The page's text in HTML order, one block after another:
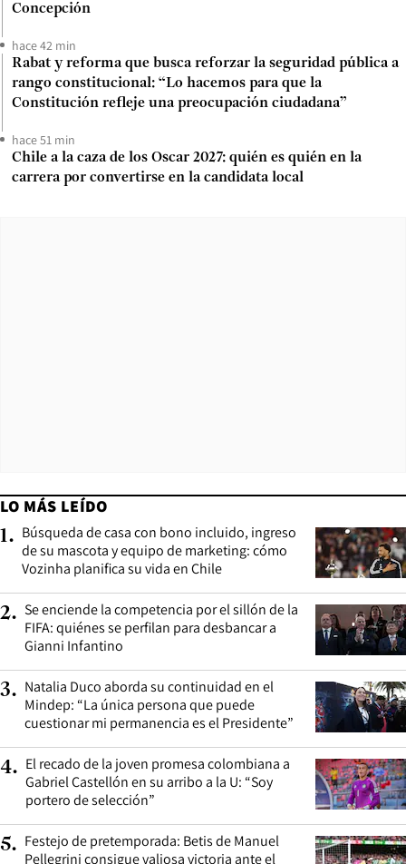
Concepción
hace 42 min
Rabat y reforma que busca reforzar la seguridad pública a
rango constitucional: “Lo hacemos para que la
Constitución refleje una preocupación ciudadana”
hace 51 min
Chile a la caza de los Oscar 2027: quién es quién en la
carrera por convertirse en la candidata local
LO MÁS LEÍDO
1. Búsqueda de casa con bono incluido, ingreso
de su mascota y equipo de marketing: cómo
Vozinha planifica su vida en Chile
2. Se enciende la competencia por el sillón de la
FIFA: quiénes se perfilan para desbancar a
Gianni Infantino
3. Natalia Duco aborda su continuidad en el
Mindep: “La única persona que puede
cuestionar mi permanencia es el Presidente”
4. El recado de la joven promesa colombiana a
Gabriel Castellón en su arribo a la U: “Soy
portero de selección”
5. Festejo de pretemporada: Betis de Manuel
Pellegrini consigue valiosa victoria ante el